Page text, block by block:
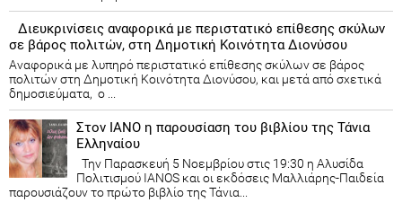
Διευκρινίσεις αναφορικά με περιστατικό επίθεσης σκύλων
σε βάρος πολιτών, στη Δημοτική Κοινότητα Διονύσου
Αναφορικά με λυπηρό περιστατικό επίθεσης σκύλων σε βάρος
πολιτών στη Δημοτική Κοινότητα Διονύσου, και μετά από σχετικά
δημοσιεύματα, ο ...
Στον ΙΑΝΟ η παρουσίαση του βιβλίου της Τάνια
Ελληναίου
Την Παρασκευή 5 Νοεμβρίου στις 19:30 η Αλυσίδα
Πολιτισμού IANOS και οι εκδόσεις Μαλλιάρης-Παιδεία
παρουσιάζουν το πρώτο βιβλίο της Τάνια...